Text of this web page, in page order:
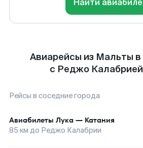
Найти
Авиарейсы из Мальты
с Реджо
Рейсы в соседние города
Авиабилеты Лука — Катания
85 км до Реджо Калабрии